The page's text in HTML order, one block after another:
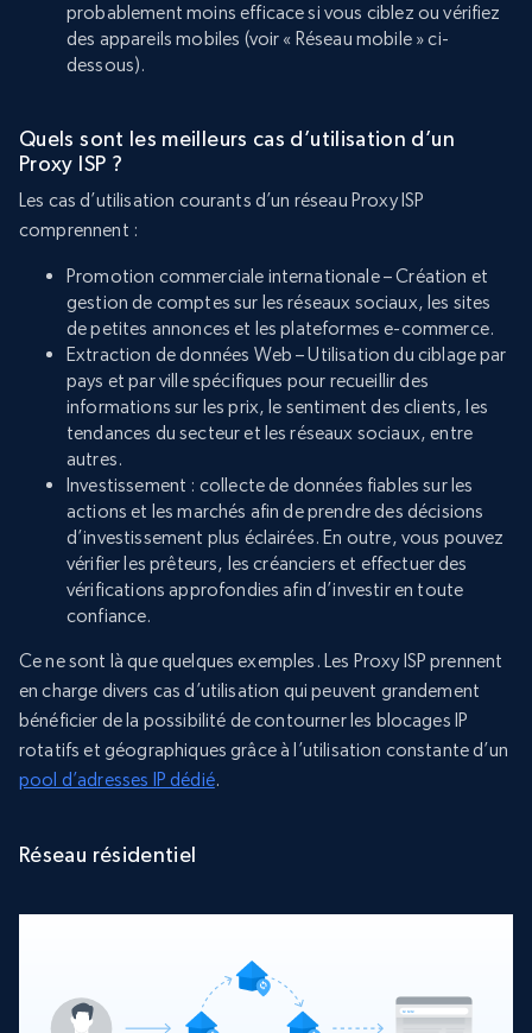
probablement moins efficace si vous ciblez ou vérifiez
des appareils mobiles (voir « Réseau mobile » ci-
dessous).
Quels sont les meilleurs cas d’utilisation d’un
Proxy ISP ?
Les cas d’utilisation courants d’un réseau Proxy ISP
comprennent :
Promotion commerciale internationale – Création et
gestion de comptes sur les réseaux sociaux, les sites
de petites annonces et les plateformes e-commerce.
Extraction de données Web – Utilisation du ciblage par
pays et par ville spécifiques pour recueillir des
informations sur les prix, le sentiment des clients, les
tendances du secteur et les réseaux sociaux, entre
autres.
Investissement : collecte de données fiables sur les
actions et les marchés afin de prendre des décisions
d’investissement plus éclairées. En outre, vous pouvez
vérifier les prêteurs, les créanciers et effectuer des
vérifications approfondies afin d’investir en toute
confiance.
Ce ne sont là que quelques exemples. Les Proxy ISP prennent
en charge divers cas d’utilisation qui peuvent grandement
bénéficier de la possibilité de contourner les blocages IP
rotatifs et géographiques grâce à l’utilisation constante d’un
pool d’adresses IP dédié.
Réseau résidentiel